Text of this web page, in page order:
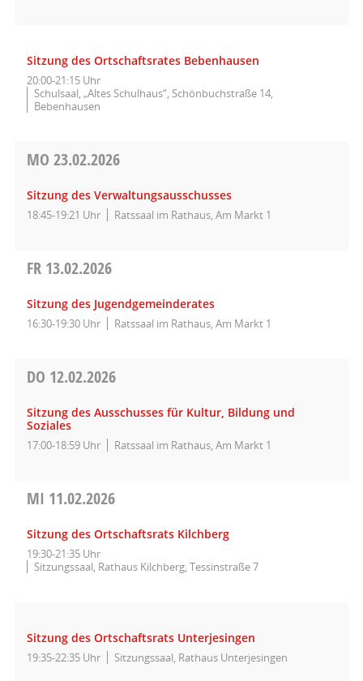
Sitzung des Ortschaftsrates Bebenhausen
20:00-21:15 Uhr
Schulsaal, „Altes Schulhaus“, Schönbuchstraße 14,
Bebenhausen
MO 23.02.2026
Sitzung des Verwaltungsausschusses
18:45-19:21 Uhr Ratssaal im Rathaus, Am Markt 1
FR 13.02.2026
Sitzung des Jugendgemeinderates
16:30-19:30 Uhr Ratssaal im Rathaus, Am Markt 1
DO 12.02.2026
Sitzung des Ausschusses für Kultur, Bildung und
Soziales
17:00-18:59 Uhr Ratssaal im Rathaus, Am Markt 1
MI 11.02.2026
Sitzung des Ortschaftsrats Kilchberg
19:30-21:35 Uhr
Sitzungssaal, Rathaus Kilchberg, Tessinstraße 7
Sitzung des Ortschaftsrats Unterjesingen
19:35-22:35 Uhr Sitzungssaal, Rathaus Unterjesingen